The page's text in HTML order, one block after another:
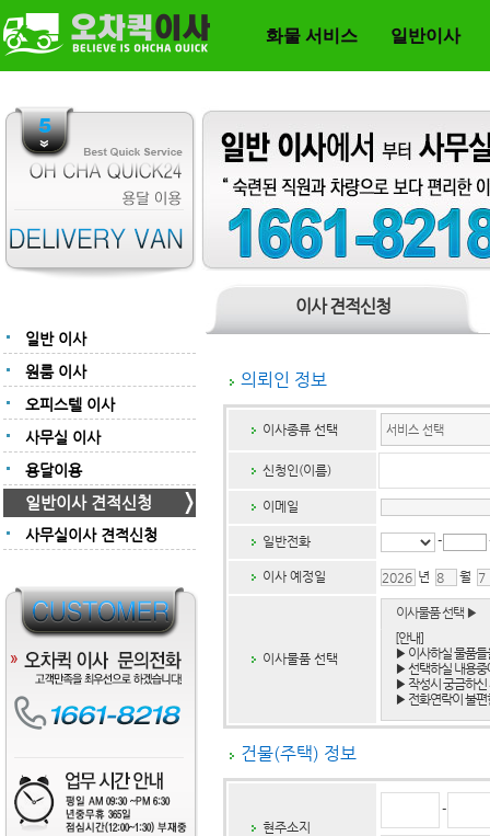
화물 서비스 일반이사
일반 이사
원룸 이사
오피스텔 이사
사무실 이사
용달이용
일반이사 견적신청
사무실이사 견적신청
이사 견적신청
의뢰인 정보
이사종류 선택
신청인(이름)
이메일
일반전화 -
이사 예정일 년 월
이사물품 선택
이사물품 선택 ▶
[안내]
▶ 이사하실 물품들
▶ 선택하실 내용중
▶ 작성시 궁금하신
▶ 전화연락이 불편
건물(주택) 정보
현주소지
-